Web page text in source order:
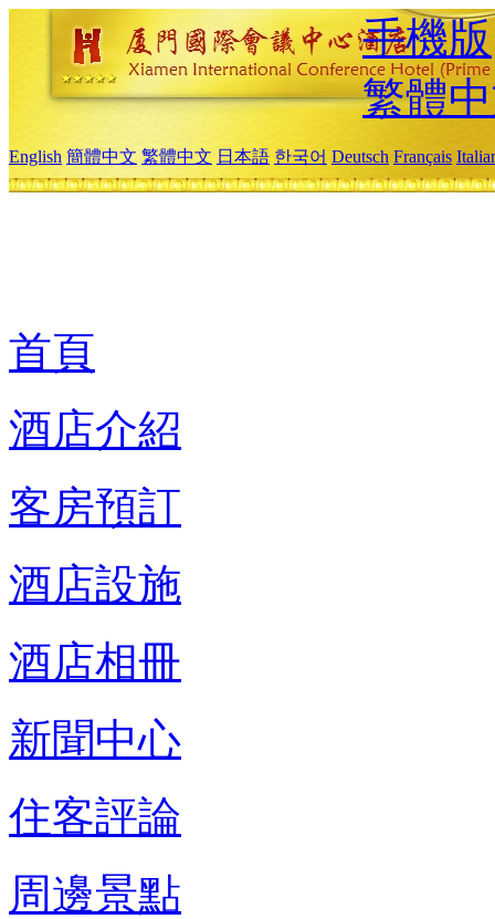
手機版
繁體
English 簡體中文 繁體中文 日本語 한국어 Deutsch Français
首頁
酒店介紹
客房預訂
酒店設施
酒店相冊
新聞中心
住客評論
周邊景點